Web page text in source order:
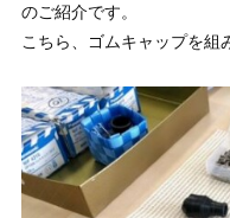
のご紹介です。
こちら、ゴムキャップを組